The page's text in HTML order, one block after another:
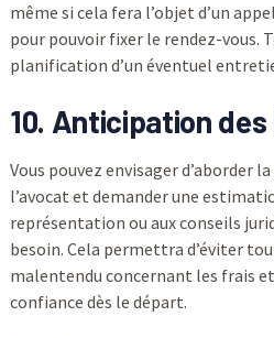
même si cela fera l’objet d’un
pour pouvoir fixer le rendez-vous.
planification d’un éventuel
10. Anticipation
Vous pouvez envisager d’aborder
l’avocat et demander une
représentation ou aux conseils
besoin. Cela permettra d’éviter
malentendu concernant les frais
confiance dès le départ.